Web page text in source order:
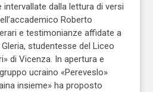
dalla lettura di versi
Roberto
e testimonianze affidate a
studentesse del Liceo
di Vicenza. In apertura e
ucraino «Pereveslo»
insieme» ha proposto